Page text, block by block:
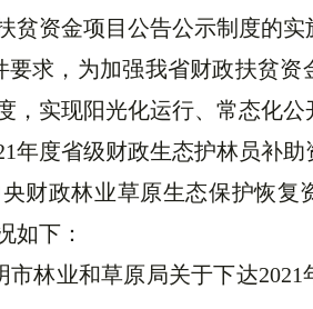
贫资金项目公告公示制度的
要求，为加强我省财政扶贫资
，实现阳光化运行、常态化
年度省级财政生态护林员补助
财政林业草原生态保护恢复
如下：
林业和草原局关于下达2021